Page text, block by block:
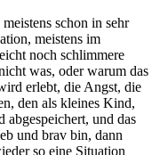
schon in sehr
meistens im
noch schlimmere
was, oder warum das
erlebt, die Angst, die
den als kleines Kind,
abgespeichert, und das
und brav bin, dann
so eine Situation